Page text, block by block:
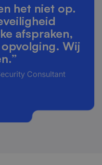
het niet op.
afspraken,
Wij
Consultant